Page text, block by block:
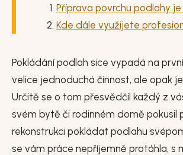
Příprava povrchu podlahy
Kde dále využijete
Pokládání podlah sice vypadá na
velice jednoduchá činnost, ale opak
Určitě se o tom přesvědčil každý z
svém bytě či rodinném domě pokusil
rekonstrukci pokládat podlahu
se vám práce nepříjemně protáhla, s